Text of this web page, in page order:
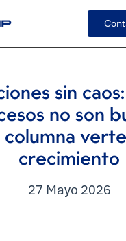
sin
no son
columna
crecimiento
27 Mayo 2026